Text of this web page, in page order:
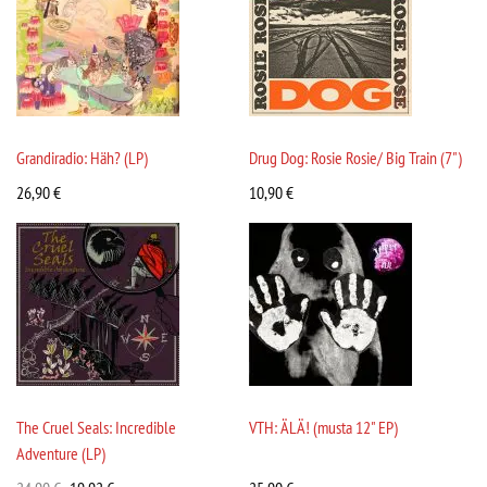
Grandiradio: Häh? (LP)
26,90€
Drug Dog: Rosie Rosie/ Big Train (7")
10,90€
The Cruel Seals: Incredible
Adventure (LP)
VTH: ÄLÄ! (musta 12" EP)